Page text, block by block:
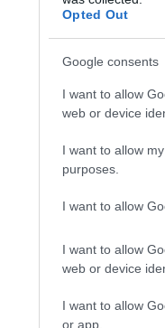
Opted Out
Google consents
I want to allow
web or device
I want to allow
purposes.
I want to allow
I want to allow
web or device
I want to allow
or app.
προς το
μετακινήσεις και
ότι ο αγώνας
ασφάλεια των
να προσέξουν οι